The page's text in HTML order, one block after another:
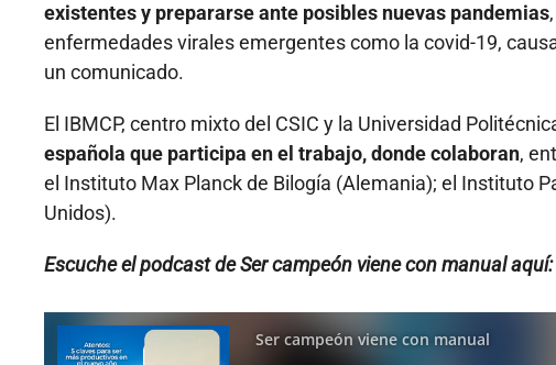
existentes y prepararse ante posibles nuevas pandemias
enfermedades virales emergentes como la covid-19,
un comunicado.
El IBMCP, centro mixto del CSIC y la Universidad
española que participa en el trabajo, donde colaboran,
el Instituto Max Planck de Bilogía (Alemania); el Instituto
Unidos).
Escuche el podcast de Ser campeón viene con manual aquí: